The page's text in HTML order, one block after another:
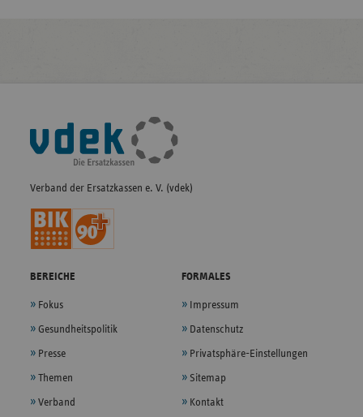
Fußleisten-
Navigation
Verband der Ersatzkassen e. V. (vdek)
BEREICHE
Fokus
Gesundheitspolitik
Presse
Themen
Verband
FORMALES
Impressum
Datenschutz
Privatsphäre-Einstellungen
Sitemap
Kontakt